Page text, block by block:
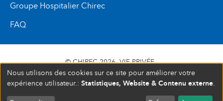
Groupe Hospitalier Chirec
FAQ
© CHIREC 2026 VIE PRIVÉE
SIÈGE SOCIAL BOULEVARD DU TRIOMPHE 201 1160
BRUXELLES N° D’ENTREPRISE : 472 937 059
Nous utilisons des cookies sur ce site pour améliorer votre
expérience utilisateur.: Statistiques, Website & Contenu externe.